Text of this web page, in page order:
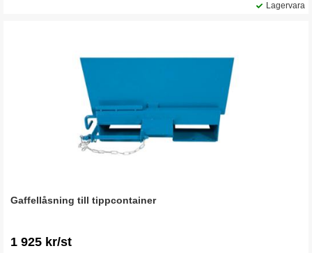
Lagervara
Gaffellåsning till tippcontainer
1 925 kr/st